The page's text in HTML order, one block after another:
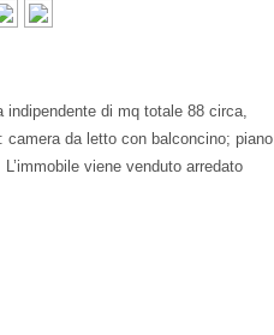
di mq totale 88 circa,
da letto con balconcino; piano
viene venduto arredato